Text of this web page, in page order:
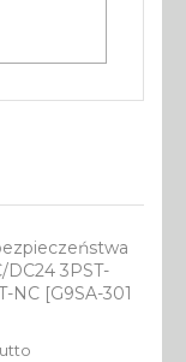
DC24 3PST-
NC [G9SA-301